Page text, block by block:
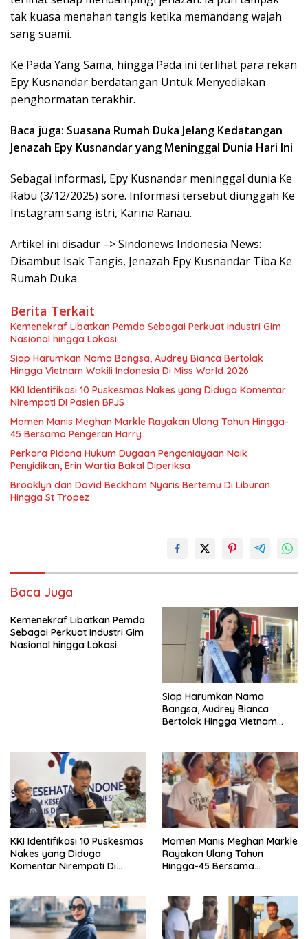
tak kuasa menahan tangis ketika memandang wajah
sang suami.
Ke Pada Yang Sama, hingga Pada ini terlihat para rekan
Epy Kusnandar berdatangan Untuk Menyediakan
penghormatan terakhir.
Baca juga: Suasana Rumah Duka Jelang Kedatangan
Jenazah Epy Kusnandar yang Meninggal Dunia Hari Ini
‎Sebagai informasi, Epy Kusnandar meninggal dunia Ke
Rabu (3/12/2025) sore. Informasi tersebut diunggah Ke
Instagram sang istri, Karina Ranau.
Artikel ini disadur –> Sindonews Indonesia News:
Disambut Isak Tangis, Jenazah Epy Kusnandar Tiba Ke
Rumah Duka
Berita Terkait
Kemenekraf Libatkan Pemda Sebagai Perkuat Industri Gim
Nasional hingga Lokasi
Siap Harumkan Nama Bangsa, Audrey Bianca Bertolak
Hingga Vietnam Wakili Indonesia Di Miss World 2026
KKI Identifikasi 10 Puskesmas Nakes yang Diduga Komentar
Nirempati Di Pasien BPJS
Momen Manis Meghan Markle Rayakan Ulang Tahun Hingga-
45 Bersama Pengeran Harry
Perkara Pidana Hukum Dugaan Penganiayaan Naik
Penyidikan, Erin Wartia Bakal Diperiksa
Brooklyn dan David Beckham Nyaris Bertemu Di Liburan
Hingga St Tropez
Baca Juga
Kemenekraf Libatkan Pemda
Sebagai Perkuat Industri Gim
Nasional hingga Lokasi
Siap Harumkan Nama
Bangsa, Audrey Bianca
Bertolak Hingga Vietnam
KKI Identifikasi 10 Puskesmas
Nakes yang Diduga
Komentar Nirempati Di
Momen Manis Meghan Markle
Rayakan Ulang Tahun
Hingga-45 Bersama